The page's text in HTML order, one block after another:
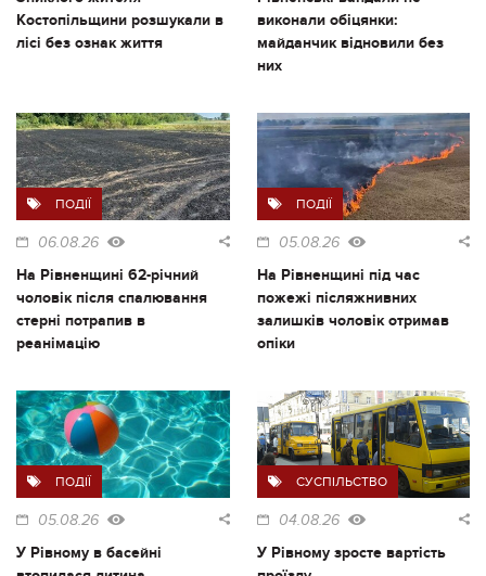
Костопільщини розшукали в
лісі без ознак життя
виконали обіцянки:
майданчик відновили без
них
ПОДІЇ
06.08.26
На Рівненщині 62-річний
чоловік після спалювання
стерні потрапив в
реанімацію
ПОДІЇ
05.08.26
На Рівненщині під час
пожежі післяжнивних
залишків чоловік отримав
опіки
ПОДІЇ
05.08.26
У Рівному в басейні
СУСПІЛЬСТВО
04.08.26
У Рівному зросте вартість